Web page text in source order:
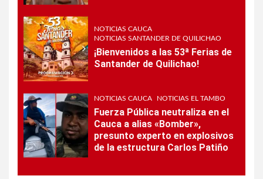
NOTICIAS CAUCA
NOTICIAS SANTANDER DE QUILICHAO
¡Bienvenidos a las 53ª Ferias de
Santander de Quilichao!
NOTICIAS CAUCA NOTICIAS EL TAMBO
Fuerza Pública neutraliza en el
Cauca a alias «Bomber»,
presunto experto en explosivos
de la estructura Carlos Patiño